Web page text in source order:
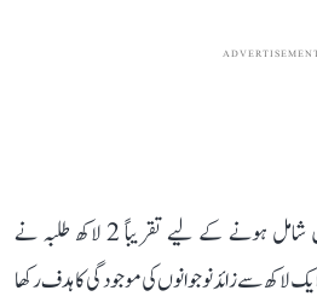
کانگریس کے مطابق پروگرام میں شامل ہونے کے لیے تقریباً 2 لاکھ طلبہ نے
لاکھ سے زائد نوجوانوں کی موجودگی کا ہدف رکھا